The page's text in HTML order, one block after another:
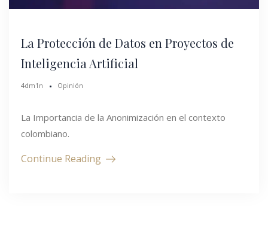
La Protección de Datos en Proyectos de
Inteligencia Artificial
4dm1n Opinión
La Importancia de la Anonimización en el contexto
colombiano.
Continue Reading